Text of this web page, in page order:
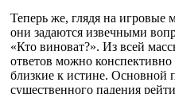
Теперь же, глядя на игровые
они задаются извечными
«Кто виноват?». Из всей
ответов можно
близкие к истине. Основной
существенного падения